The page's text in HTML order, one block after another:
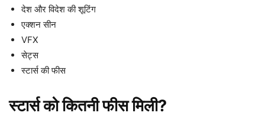
देश और विदेश की शूटिंग
एक्शन सीन
VFX
सेट्स
स्टार्स की फीस
स्टार्स को कितनी फीस मिली?